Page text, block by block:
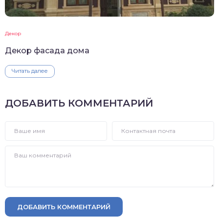
Декор
Декор фасада дома
Читать далее
ДОБАВИТЬ КОММЕНТАРИЙ
ДОБАВИТЬ КОММЕНТАРИЙ